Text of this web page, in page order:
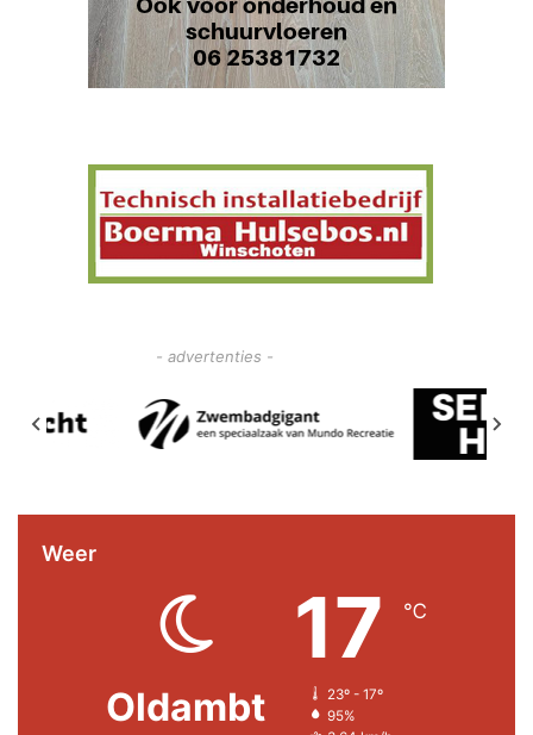
- advertenties -
Weer
Oldambt
17 ℃
23º - 17º
95%